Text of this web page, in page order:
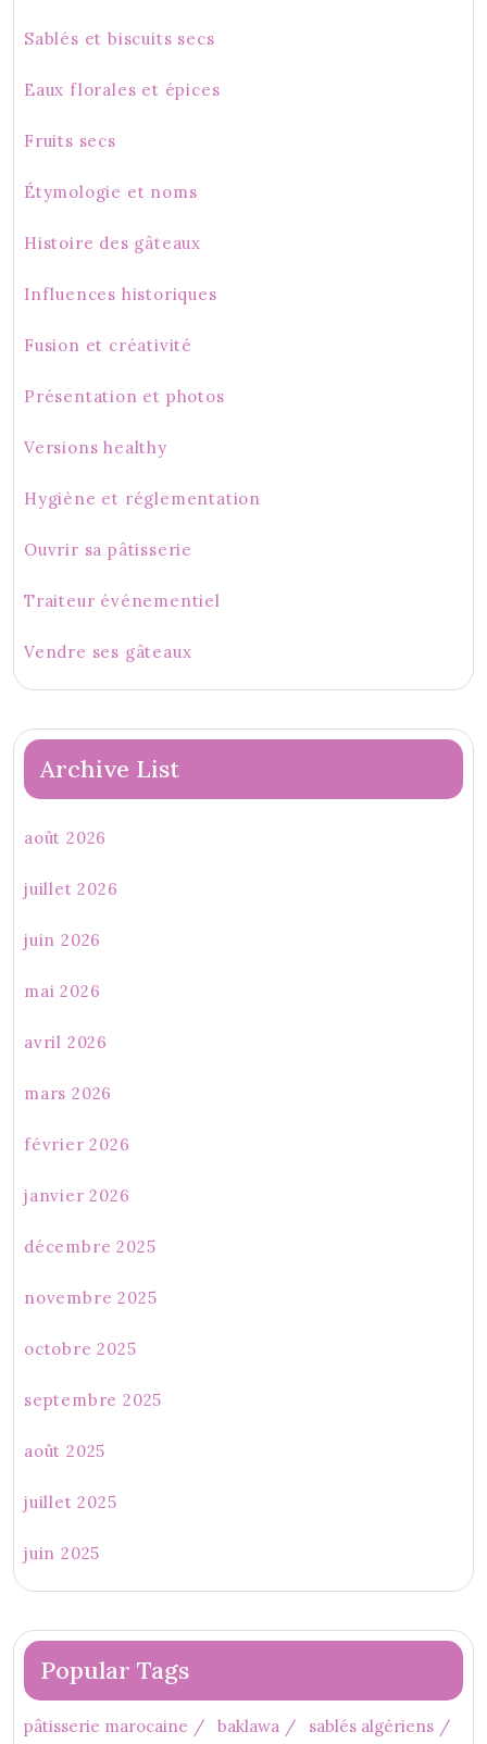
Sablés et biscuits secs
Eaux florales et épices
Fruits secs
Étymologie et noms
Histoire des gâteaux
Influences historiques
Fusion et créativité
Présentation et photos
Versions healthy
Hygiène et réglementation
Ouvrir sa pâtisserie
Traiteur événementiel
Vendre ses gâteaux
Archive List
août 2026
juillet 2026
juin 2026
mai 2026
avril 2026
mars 2026
février 2026
janvier 2026
décembre 2025
novembre 2025
octobre 2025
septembre 2025
août 2025
juillet 2025
juin 2025
Popular Tags
pâtisserie marocaine baklawa sablés algériens